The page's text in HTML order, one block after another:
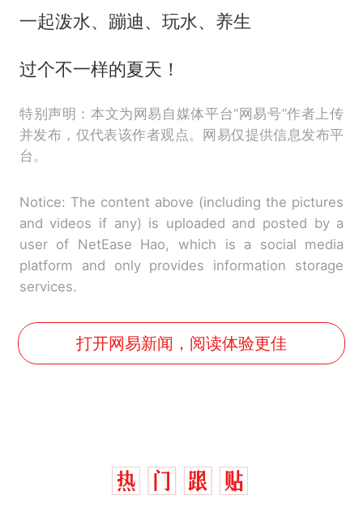
一起泼水、蹦迪、玩水、养生
过个不一样的夏天！
特别声明：本文为网易自媒体平台“网易号”作者上传
并发布，仅代表该作者观点。网易仅提供信息发布平
台。
Notice: The content above (including the pictures
and videos if any) is uploaded and posted by a
user of NetEase Hao, which is a social media
platform and only provides information storage
services.
打开网易新闻，阅读体验更佳
热
制裁瓜子饺子，美国怕什